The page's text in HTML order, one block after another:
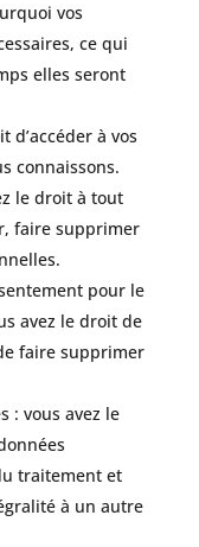
vos
ce qui
elles seront
d’accéder à vos
connaissons.
le droit à tout
faire supprimer
pour le
avez le droit de
faire supprimer
: vous avez le
traitement et
à un autre